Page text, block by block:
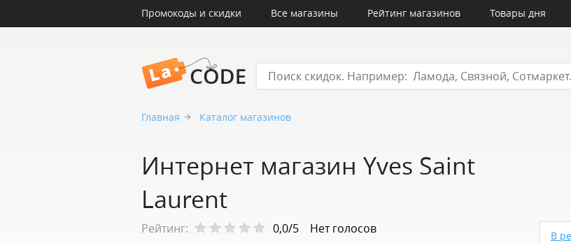
Промокоды и скидки Все магазины Рейтинг магазинов Товары дня
Главная Каталог магазинов
Интернет магазин Yves Saint
Laurent
Рейтинг: 0,0/5 Нет голосов В